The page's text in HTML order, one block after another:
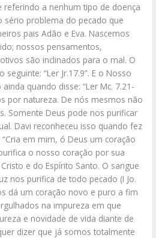
referindo a nenhum tipo de doença
sério problema do pecado que
pais Adão e Eva. Nascemos
nossos pensamentos,
são inclinados para o mal. O
“Ler Jr.17.9”. E o Nosso
quando disse: “Ler Mc. 7.21-
por natureza. De nós mesmos não
Somente Deus pode nos purificar
Davi reconheceu isso quando fez
em mim, ó Deus um coração
o nosso coração por sua
e do Espírito Santo. O sangue
nos purifica de todo pecado (I Jo.
dá um coração novo e puro a fim
na impureza em que
e novidade de vida diante de
dizer que já somos totalmente